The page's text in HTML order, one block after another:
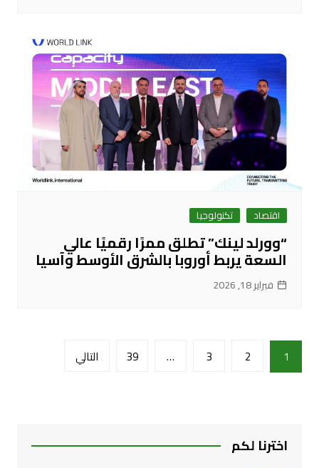
اقتصاد تكنولوجيا
“وورلد لينك” تطلق ممرًا رقميًا عالي
السعة يربط أوروبا بالشرق الأوسط وآسيا
فبراير 18, 2026
تعدد
صفحات
1
2
3
…
39 التالي
اخترنا لكم